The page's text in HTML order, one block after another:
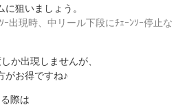
狙いましょう。
出現時、中リール下段にﾁｪｰﾝｿｰ停止な
か出現しませんが、
がお得ですね♪
際は